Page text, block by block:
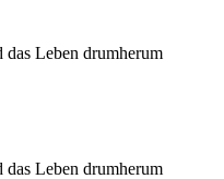
Leben drumherum
Leben drumherum